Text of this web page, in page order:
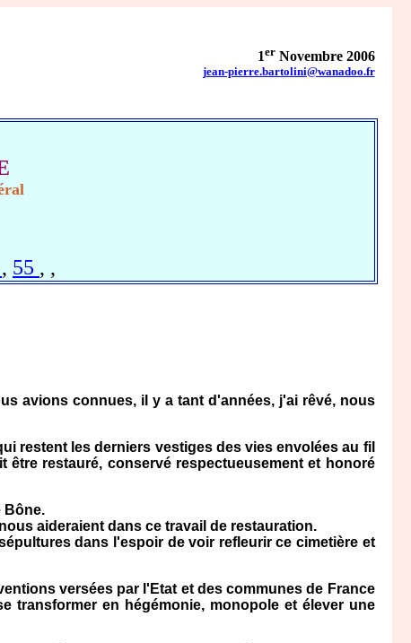
1erNovembre 2006
jean-pierre.bartolini@wanadoo.fr
, 55 , ,
avions connues, il y a tant d'années, j'ai rêvé, nous
restent les derniers vestiges des vies envolées au fil
être restauré, conservé respectueusement et honoré
Bône.
aideraient dans ce travail de restauration.
dans l'espoir de voir refleurir ce cimetière et
versées par l'Etat et des communes de France
transformer en hégémonie, monopole et élever une